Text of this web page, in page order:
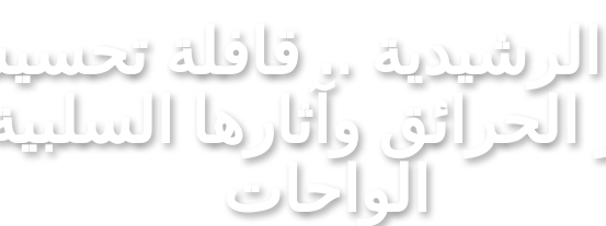
وتدخلات جوية منسقة لمكافحة حرائق الغابات تدبير ملف الهجرة “مسؤولية مشتركة” والمغرب “تحمل دوما
العام لمنظمة “إيسيسكو” بمناسبة عيد العرش المجيد المنتخب المغربي للسيدات يتأهل إلى ربع النهائي عقب تعادله أمام
إلى سبتة ومليلية جاءت نتيجة عوامل متداخلة في مقدمتها الاستغلال المغرض للفضاء الرقمي وترويج معلومات مضللة
الرشيدية .. قافلة
وآثارها
الواحات